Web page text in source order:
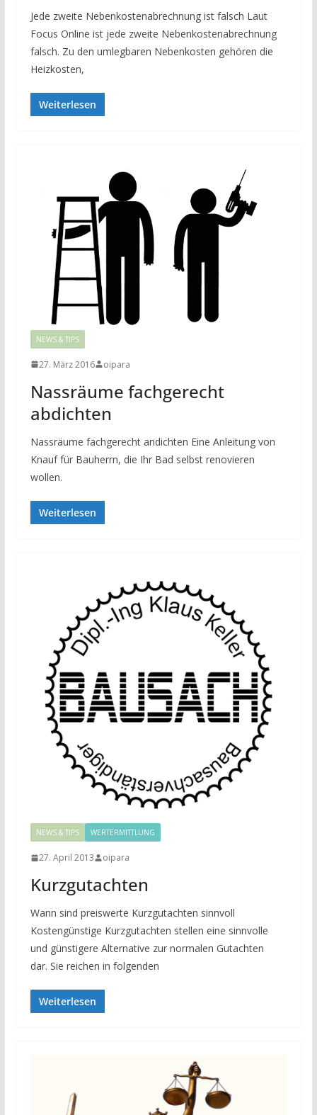
Jede zweite Nebenkostenabrechnung ist falsch Laut
Focus Online ist jede zweite Nebenkostenabrechnung
falsch. Zu den umlegbaren Nebenkosten gehören die
Heizkosten,
Weiterlesen
NEWS & TIPS
27. März 2016 oipara
Nassräume fachgerecht
abdichten
Nassräume fachgerecht andichten Eine Anleitung von
Knauf für Bauherrn, die Ihr Bad selbst renovieren
wollen.
Weiterlesen
NEWS & TIPS WERTERMITTLUNG
27. April 2013 oipara
Kurzgutachten
Wann sind preiswerte Kurzgutachten sinnvoll
Kostengünstige Kurzgutachten stellen eine sinnvolle
und günstigere Alternative zur normalen Gutachten
dar. Sie reichen in folgenden
Weiterlesen